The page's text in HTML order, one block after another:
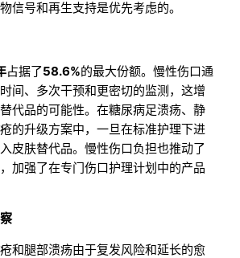
信号和再生支持是优先考虑的。
占据了58.6%的最大份额。慢性伤口通
间、多次干预和更密切的监测，这增
代品的可能性。在糖尿病足溃疡、静
的升级方案中，一旦在标准护理下进
皮肤替代品。慢性伤口负担也推动了
加强了在专门伤口护理计划中的产品
和腿部溃疡由于复发风险和延长的愈